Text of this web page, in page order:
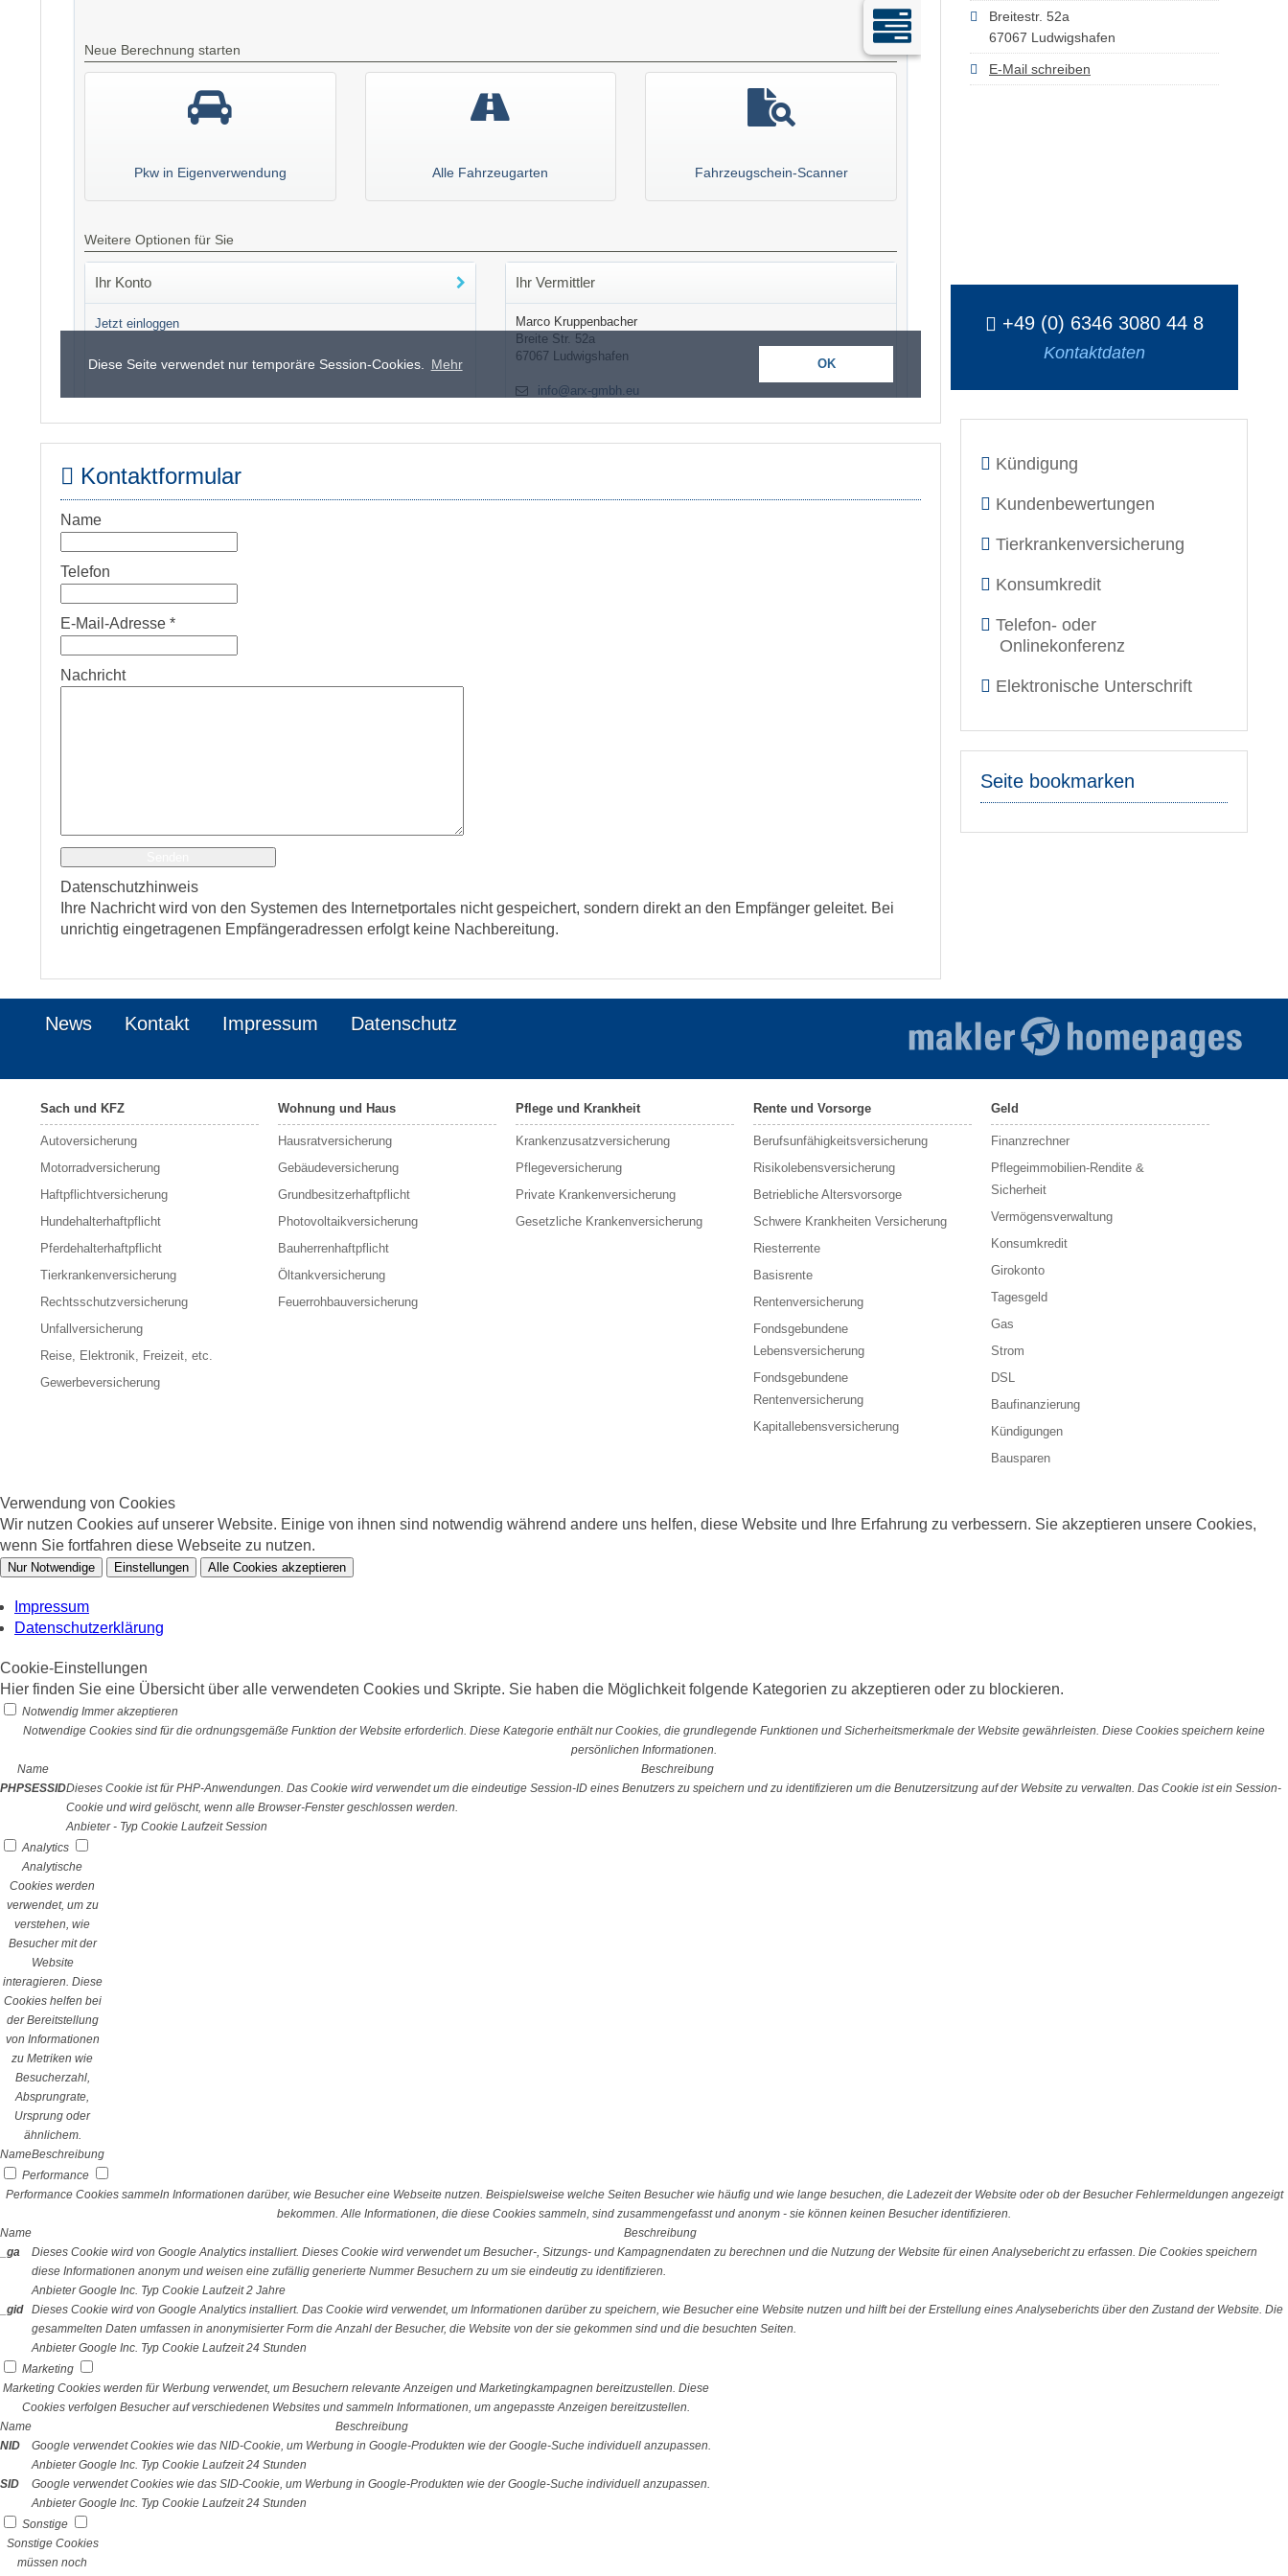
Breitestr. 52a
67067 Ludwigshafen
E-Mail schreiben
+49 (0) 6346 3080 44 8
Kontaktdaten
Kündigung
Kundenbewertungen
Tierkrankenversicherung
Konsumkredit
Telefon- oder
Onlinekonferenz
Elektronische Unterschrift
Seite bookmarken
Kontaktformular
Name
Telefon
E-Mail-Adresse *
Nachricht
Datenschutzhinweis
Ihre Nachricht wird von den Systemen des Internetportales nicht gespeichert, sondern direkt an den Empfänger geleitet. Bei
unrichtig eingetragenen Empfängeradressen erfolgt keine Nachbereitung.
News Kontakt Impressum Datenschutz
Sach und KFZ
Autoversicherung
Motorradversicherung
Haftpflichtversicherung
Hundehalterhaftpflicht
Pferdehalterhaftpflicht
Tierkrankenversicherung
Rechtsschutzversicherung
Unfallversicherung
Reise, Elektronik, Freizeit, etc.
Gewerbeversicherung
Wohnung und Haus
Hausratversicherung
Gebäudeversicherung
Grundbesitzerhaftpflicht
Photovoltaikversicherung
Bauherrenhaftpflicht
Öltankversicherung
Feuerrohbauversicherung
Pflege und Krankheit
Krankenzusatzversicherung
Pflegeversicherung
Private Krankenversicherung
Gesetzliche Krankenversicherung
Rente und Vorsorge
Berufs­unfähigkeitsversicherung
Risikolebensversicherung
Betriebliche Altersvorsorge
Schwere Krankheiten Versicherung
Riesterrente
Basisrente
Rentenversicherung
Fondsgebundene
Lebensversicherung
Fondsgebundene
Rentenversicherung
Kapitallebensversicherung
Geld
Finanzrechner
Pflegeimmobilien-Rendite &
Sicherheit
Vermögensverwaltung
Konsumkredit
Girokonto
Tagesgeld
Gas
Strom
DSL
Baufinanzierung
Kündigungen
Bausparen
Verwendung von Cookies
Wir nutzen Cookies auf unserer Website. Einige von ihnen sind notwendig während andere uns helfen, diese Website und Ihre Erfahrung zu verbessern. Sie akzeptieren unsere Cookies,
wenn Sie fortfahren diese Webseite zu nutzen.
Nur Notwendige Einstellungen Alle Cookies akzeptieren
Impressum
Datenschutzerklärung
Cookie-Einstellungen
Hier finden Sie eine Übersicht über alle verwendeten Cookies und Skripte. Sie haben die Möglichkeit folgende Kategorien zu akzeptieren oder zu blockieren.
Notwendig Immer akzeptieren
Notwendige Cookies sind für die ordnungsgemäße Funktion der Website erforderlich. Diese Kategorie enthält nur Cookies, die grundlegende Funktionen und Sicherheitsmerkmale der Website gewährleisten. Diese Cookies speichern keine
persönlichen Informationen.
Name
Beschreibung
PHPSESSIDDieses Cookie ist für PHP-Anwendungen. Das Cookie wird verwendet um die eindeutige Session-ID eines Benutzers zu speichern und zu identifizieren um die Benutzersitzung auf der Website zu verwalten. Das Cookie ist ein Session-
Cookie und wird gelöscht, wenn alle Browser-Fenster geschlossen werden.
Anbieter - Typ Cookie Laufzeit Session
Analytics
Analytische
Cookies werden
verwendet, um zu
verstehen, wie
Besucher mit der
Website
interagieren. Diese
Cookies helfen bei
der Bereitstellung
von Informationen
zu Metriken wie
Besucherzahl,
Absprungrate,
Ursprung oder
ähnlichem.
NameBeschreibung
Performance
Performance Cookies sammeln Informationen darüber, wie Besucher eine Webseite nutzen. Beispielsweise welche Seiten Besucher wie häufig und wie lange besuchen, die Ladezeit der Website oder ob der Besucher Fehlermeldungen angezeigt
bekommen. Alle Informationen, die diese Cookies sammeln, sind zusammengefasst und anonym - sie können keinen Besucher identifizieren.
Name
Beschreibung
_ga
Dieses Cookie wird von Google Analytics installiert. Dieses Cookie wird verwendet um Besucher-, Sitzungs- und Kampagnendaten zu berechnen und die Nutzung der Website für einen Analysebericht zu erfassen. Die Cookies speichern
diese Informationen anonym und weisen eine zufällig generierte Nummer Besuchern zu um sie eindeutig zu identifizieren.
Anbieter Google Inc. Typ Cookie Laufzeit 2 Jahre
_gid
Dieses Cookie wird von Google Analytics installiert. Das Cookie wird verwendet, um Informationen darüber zu speichern, wie Besucher eine Website nutzen und hilft bei der Erstellung eines Analyseberichts über den Zustand der Website. Die
gesammelten Daten umfassen in anonymisierter Form die Anzahl der Besucher, die Website von der sie gekommen sind und die besuchten Seiten.
Anbieter Google Inc. Typ Cookie Laufzeit 24 Stunden
Marketing
Marketing Cookies werden für Werbung verwendet, um Besuchern relevante Anzeigen und Marketingkampagnen bereitzustellen. Diese
Cookies verfolgen Besucher auf verschiedenen Websites und sammeln Informationen, um angepasste Anzeigen bereitzustellen.
Name
Beschreibung
NID
Google verwendet Cookies wie das NID-Cookie, um Werbung in Google-Produkten wie der Google-Suche individuell anzupassen.
Anbieter Google Inc. Typ Cookie Laufzeit 24 Stunden
SID
Google verwendet Cookies wie das SID-Cookie, um Werbung in Google-Produkten wie der Google-Suche individuell anzupassen.
Anbieter Google Inc. Typ Cookie Laufzeit 24 Stunden
Sonstige
Sonstige Cookies
müssen noch